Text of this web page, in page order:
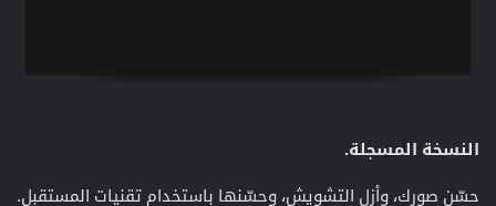
النسخة المسجلة.
حسّن صورك، وأزل التشويش، وحسّنها باستخدام تقنيات المستقبل.